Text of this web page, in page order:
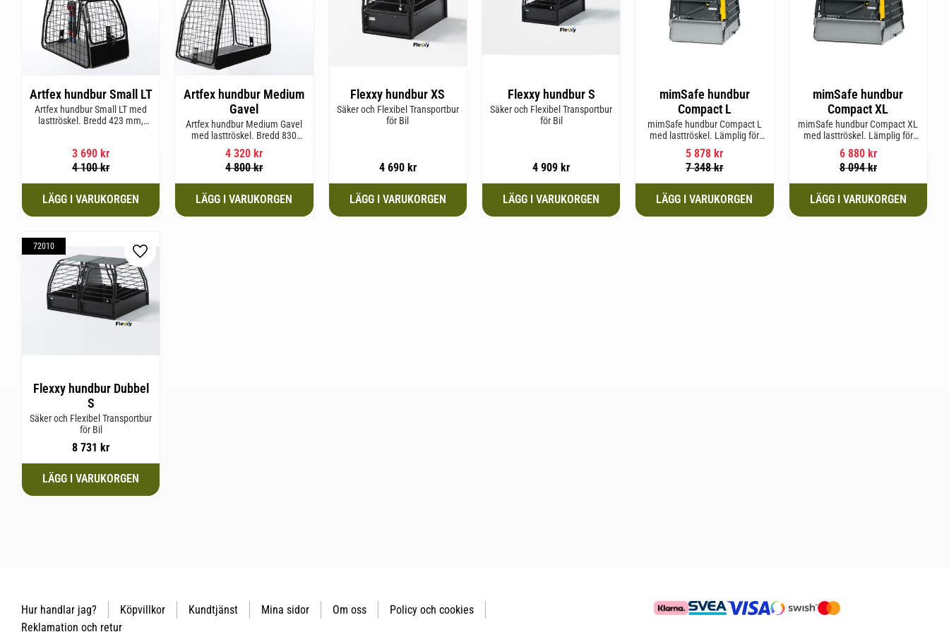
Artfex hundbur Small LT
Artfex hundbur Small LT med
lasttröskel. Bredd 423 mm,
3 690 kr
4 100kr
Artfex hundbur Medium
Gavel
Artfex hundbur Medium Gavel
med lasttröskel. Bredd 830
mm, Höjd 675 mm, Djup 495
mm och Vikt 20,1 kg.
4 320 kr
4 800kr
Flexxy hundbur XS
Säker och Flexibel Transportbur
för Bil
4 690kr
Flexxy hundbur S
Säker och Flexibel Transportbur
för Bil
4 909 kr
mimSafe hundbur
Compact L
mimSafe hundbur Compact L
med lasttröskel. Lämplig för
hundraser upp till 58 cm i
mankhöjd.
5 878 kr
7 348kr
mimSafe hundbur
Compact XL
mimSafe hundbur Compact XL
med lasttröskel. Lämplig för
hundraser upp till 58 cm i
mankhöjd.
6 880kr
8 094kr
Flexxy hundbur Dubbel
S
Säker och Flexibel Transportbur
för Bil
8 731 kr
72010
Lägg till i favoriter
Hur handlar jag? Köpvillkor Kundtjänst Mina sidor Om oss
Policy och cookies
Reklamation och retur